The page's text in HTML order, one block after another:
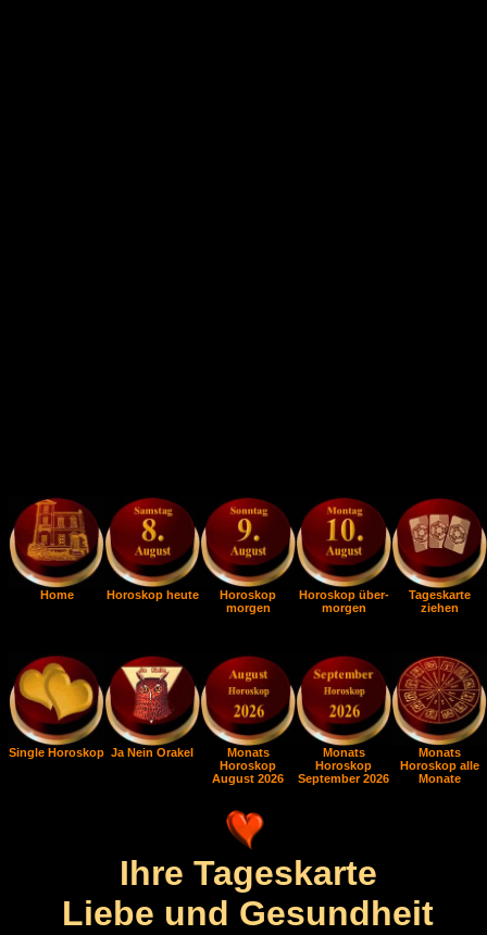
Home Horoskop heute
Horoskop
morgen
Horoskop über-
morgen
Tageskarte
ziehen
Single Horoskop Ja Nein Orakel
Monats
Horoskop
August 2026
Monats
Horoskop
September 2026
Monats
Horoskop alle
Monate
Ihre Tageskarte
Liebe und Gesundheit